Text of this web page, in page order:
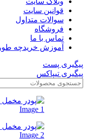
قوانین سایت
سوالات متداول
فروشگاه
تماس با ما
آموزش خریدچه
پیگیری پست
پیگیری تیپاکس